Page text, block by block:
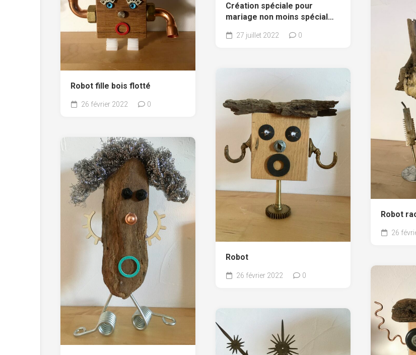
Création spéciale pour
mariage non moins spécial…
27 juillet 2022 0
Robot fille bois flotté
26 février 2022 0
Robot
26
Robot
26 février 2022 0